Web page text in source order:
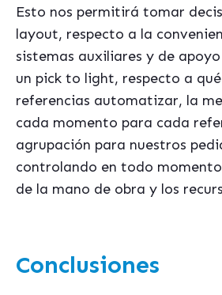
Esto nos permitirá tomar
layout, respecto a la
sistemas auxiliares y de
un pick to light, respecto a
referencias automatizar, la
cada momento para cada
agrupación para nuestros
controlando en todo
de la mano de obra y los
Conclusiones